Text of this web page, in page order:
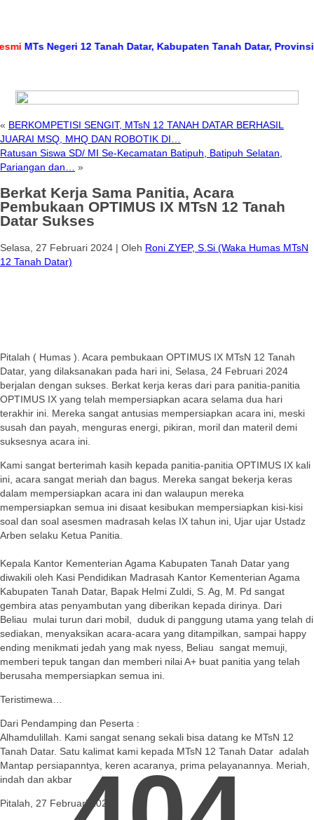
Negeri 12 Tanah Datar, Kabupaten Tanah Datar, Provinsi
« BERKOMPETISI SENGIT, MTsN 12 TANAH DATAR BERHASIL
JUARAI MSQ, MHQ DAN ROBOTIK DI…
Ratusan Siswa SD/ MI Se-Kecamatan Batipuh, Batipuh Selatan,
Pariangan dan…
»
Berkat Kerja Sama Panitia, Acara
Pembukaan OPTIMUS IX MTsN 12 Tanah
Datar Sukses
Selasa, 27 Februari 2024 | Oleh Roni ZYEP, S.Si (Waka Humas MTsN
12 Tanah Datar)
Pitalah ( Humas ). Acara pembukaan OPTIMUS IX MTsN 12 Tanah
Datar, yang dilaksanakan pada hari ini, Selasa, 24 Februari 2024
berjalan dengan sukses. Berkat kerja keras dari para panitia-panitia
OPTIMUS IX yang telah mempersiapkan acara selama dua hari
terakhir ini. Mereka sangat antusias mempersiapkan acara ini, meski
susah dan payah, menguras energi, pikiran, moril dan materil demi
suksesnya acara ini.
Kami sangat berterimah kasih kepada panitia-panitia OPTIMUS IX kali
ini, acara sangat meriah dan bagus. Mereka sangat bekerja keras
dalam mempersiapkan acara ini dan walaupun mereka
mempersiapkan semua ini disaat kesibukan mempersiapkan kisi-kisi
soal dan soal asesmen madrasah kelas IX tahun ini, Ujar ujar Ustadz
Arben selaku Ketua Panitia.
Kepala Kantor Kementerian Agama Kabupaten Tanah Datar yang
diwakili oleh Kasi Pendidikan Madrasah Kantor Kementerian Agama
Kabupaten Tanah Datar, Bapak Helmi Zuldi, S. Ag, M. Pd sangat
gembira atas penyambutan yang diberikan kepada dirinya. Dari
Beliau mulai turun dari mobil, duduk di panggung utama yang telah di
sediakan, menyaksikan acara-acara yang ditampilkan, sampai happy
ending menikmati jedah yang mak nyess, Beliau sangat memuji,
memberi tepuk tangan dan memberi nilai A+ buat panitia yang telah
berusaha mempersiapkan semua ini.
Teristimewa…
Dari Pendamping dan Peserta :
Alhamdulillah. Kami sangat senang sekali bisa datang ke MTsN 12
Tanah Datar. Satu kalimat kami kepada MTsN 12 Tanah Datar adalah
Mantap persiapanntya, keren acaranya, prima pelayanannya. Meriah,
indah dan akbar
Pitalah, 27 Februari 2024